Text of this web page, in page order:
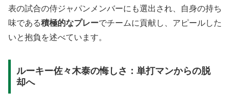
表の試合の侍ジャパンメンバーにも選出され、自身の持ち
味である積極的なプレーでチームに貢献し、アピールした
いと抱負を述べています。
ルーキー佐々木泰の悔しさ：単打マンからの脱
却へ